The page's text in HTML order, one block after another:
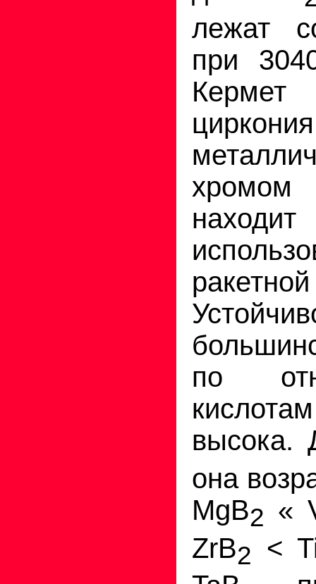
лежат
при
хромом
находит
по
высока.
она
MgB2 «
ZrB2 <